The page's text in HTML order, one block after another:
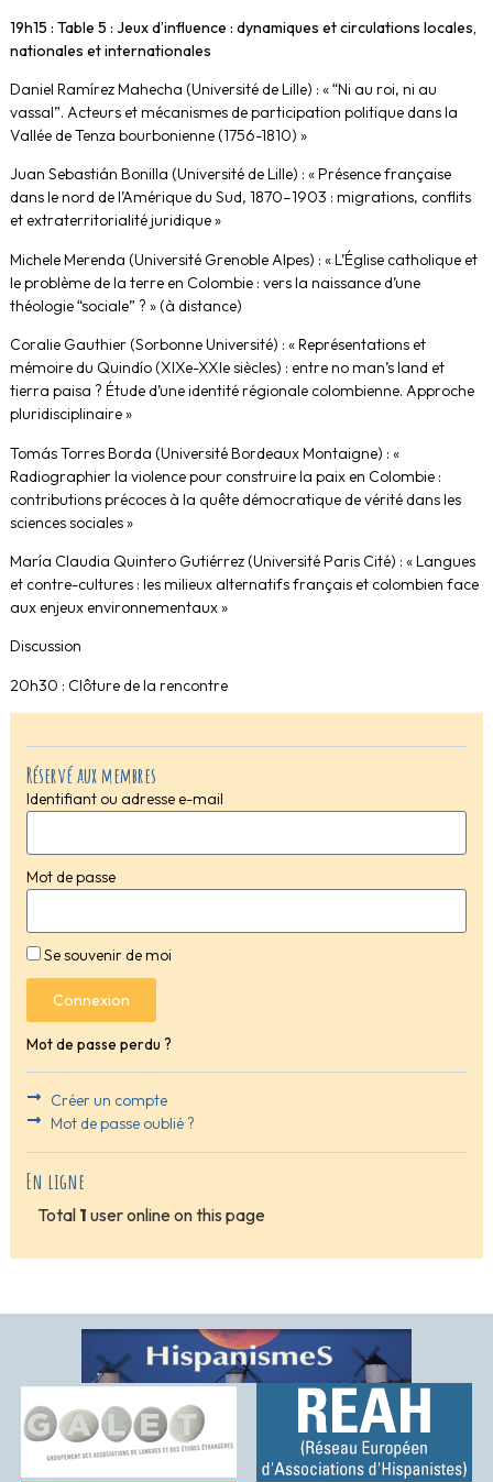
Réservé aux membres
Identifiant ou adresse e-mail
Mot de passe
Se souvenir de moi
Connexion
Mot de passe perdu ?
Créer un compte
Mot de passe oublié ?
En ligne
Total 1 user online on this page
19h15 : Table 5 : Jeux d’influence : dynamiques et circulations locales,
nationales et internationales
Daniel Ramírez Mahecha (Université de Lille) : « “Ni au roi, ni au
vassal”. Acteurs et mécanismes de participation politique dans la
Vallée de Tenza bourbonienne (1756-1810) »
Juan Sebastián Bonilla (Université de Lille) : « Présence française
dans le nord de l’Amérique du Sud, 1870–1903 : migrations, conflits
et extraterritorialité juridique »
Michele Merenda (Université Grenoble Alpes) : « L’Église catholique et
le problème de la terre en Colombie : vers la naissance d’une
théologie “sociale” ? » (à distance)
Coralie Gauthier (Sorbonne Université) : « Représentations et
mémoire du Quindío (XIXe-XXIe siècles) : entre no man’s land et
tierra paisa ? Étude d’une identité régionale colombienne. Approche
pluridisciplinaire »
Tomás Torres Borda (Université Bordeaux Montaigne) : «
Radiographier la violence pour construire la paix en Colombie :
contributions précoces à la quête démocratique de vérité dans les
sciences sociales »
María Claudia Quintero Gutiérrez (Université Paris Cité) : « Langues
et contre-cultures : les milieux alternatifs français et colombien face
aux enjeux environnementaux »
Discussion
20h30 : Clôture de la rencontre